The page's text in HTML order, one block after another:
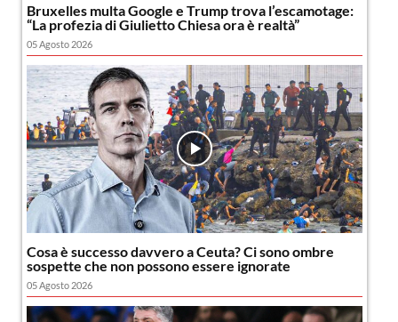
Bruxelles multa Google e Trump trova l’escamotage:
“La profezia di Giulietto Chiesa ora è realtà”
05 Agosto 2026
Cosa è successo davvero a Ceuta? Ci sono ombre
sospette che non possono essere ignorate
05 Agosto 2026